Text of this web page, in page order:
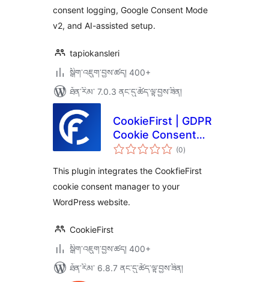
consent logging, Google Consent Mode
v2, and AI-assisted setup.
tapiokansleri
སྒྲིག་འཇུག་བྱས་ཚད། 400+
ཐོན་རིམ་ 7.0.3 ནང་དུ་ཚོད་ལྟ་བྱས་ཟིན།
CookieFirst | GDPR
Cookie Consent
Banner
(0གདེང་
འཇོག་
ཚང་།
)
This plugin integrates the CookfieFirst
cookie consent manager to your
WordPress website.
CookieFirst
སྒྲིག་འཇུག་བྱས་ཚད། 400+
ཐོན་རིམ་ 6.8.7 ནང་དུ་ཚོད་ལྟ་བྱས་ཟིན།